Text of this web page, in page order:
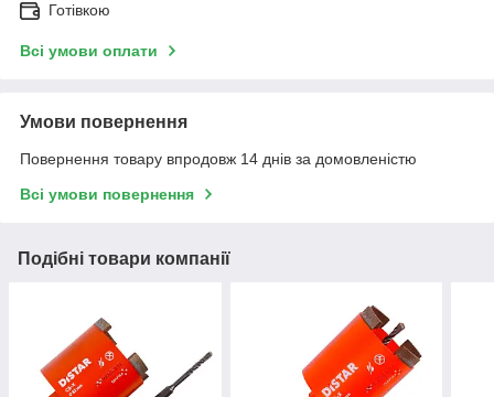
Готівкою
Всі умови оплати
Умови повернення
Повернення товару впродовж 14 днів за домовленістю
Всі умови повернення
Подібні товари компанії